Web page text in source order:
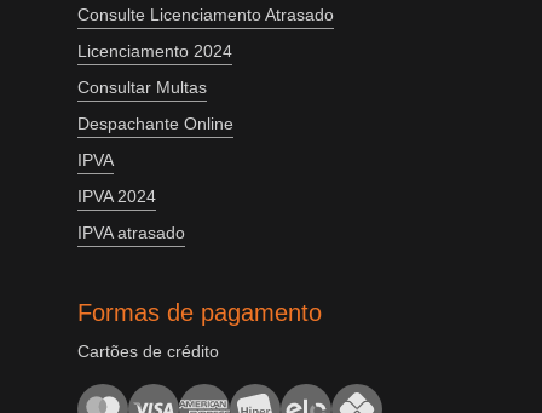
Consulte Licenciamento Atrasado
Licenciamento 2024
Consultar Multas
Despachante Online
IPVA
IPVA 2024
IPVA atrasado
Formas de pagamento
Cartões de crédito